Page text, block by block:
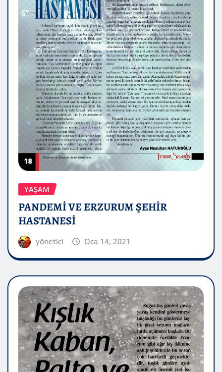
YAŞAM
PANDEMİ VE ERZURUM ŞEHİR
HASTANESİ
yönetici Oca 14, 2021